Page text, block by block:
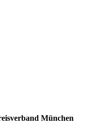
München